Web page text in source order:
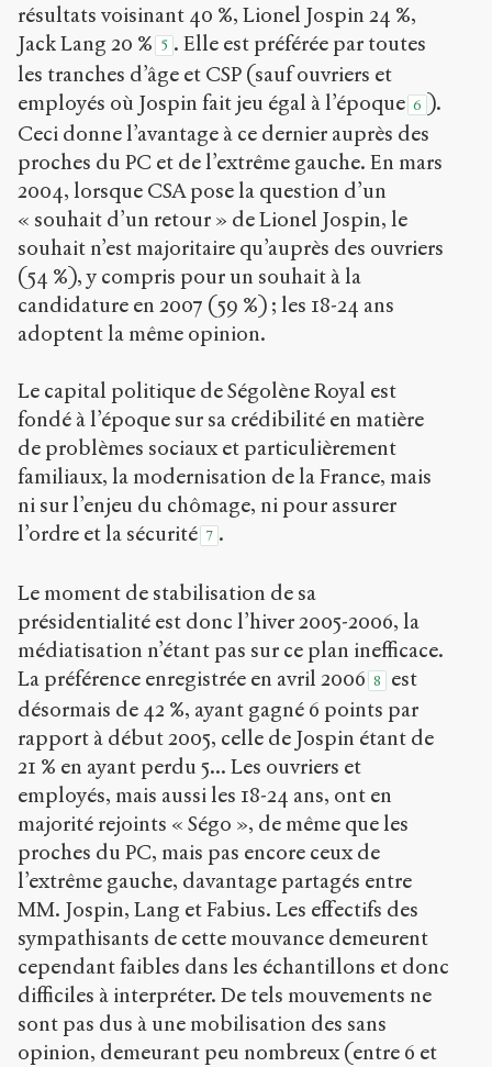
résultats voisinant 40 %, Lionel Jospin 24 %,
Jack Lang 20 % 5 . Elle est préférée par toutes
les tranches d’âge et CSP (sauf ouvriers et
employés où Jospin fait jeu égal à l’époque 6 ).
Ceci donne l’avantage à ce dernier auprès des
proches du PC et de l’extrême gauche. En mars
2004, lorsque CSA pose la question d’un
« souhait d’un retour » de Lionel Jospin, le
souhait n’est majoritaire qu’auprès des ouvriers
(54 %), y compris pour un souhait à la
candidature en 2007 (59 %) ; les 18-24 ans
adoptent la même opinion.
Le capital politique de Ségolène Royal est
fondé à l’époque sur sa crédibilité en matière
de problèmes sociaux et particulièrement
familiaux, la modernisation de la France, mais
ni sur l’enjeu du chômage, ni pour assurer
l’ordre et la sécurité 7 .
Le moment de stabilisation de sa
présidentialité est donc l’hiver 2005-2006, la
médiatisation n’étant pas sur ce plan inefficace.
La préférence enregistrée en avril 2006 8
est
désormais de 42 %, ayant gagné 6 points par
rapport à début 2005, celle de Jospin étant de
21 % en ayant perdu 5... Les ouvriers et
employés, mais aussi les 18-24 ans, ont en
majorité rejoints « Ségo », de même que les
proches du PC, mais pas encore ceux de
l’extrême gauche, davantage partagés entre
MM. Jospin, Lang et Fabius. Les effectifs des
sympathisants de cette mouvance demeurent
cependant faibles dans les échantillons et donc
difficiles à interpréter. De tels mouvements ne
sont pas dus à une mobilisation des sans
opinion, demeurant peu nombreux (entre 6 et